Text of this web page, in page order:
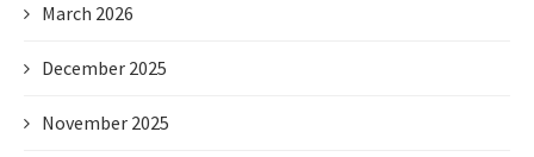
March 2026
December 2025
November 2025